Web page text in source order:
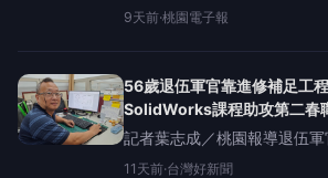
源，透過多元徵才活動，提供
成學業、投身職場的重要時節
9天前·桃園電子報
56歲退伍軍官靠進修補足工
SolidWorks課程助攻第二春
記者葉志成／桃園報導退伍
人才投資方案」在職進修
11天前·台灣好新聞